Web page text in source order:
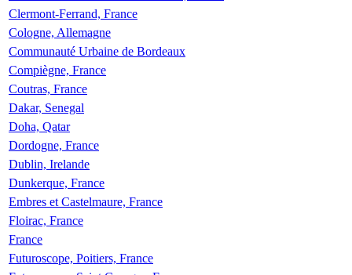
Clermont-Ferrand, France
Cologne, Allemagne
Communauté Urbaine de Bordeaux
Compiègne, France
Coutras, France
Dakar, Senegal
Doha, Qatar
Dordogne, France
Dublin, Irelande
Dunkerque, France
Embres et Castelmaure, France
Floirac, France
France
Futuroscope, Poitiers, France